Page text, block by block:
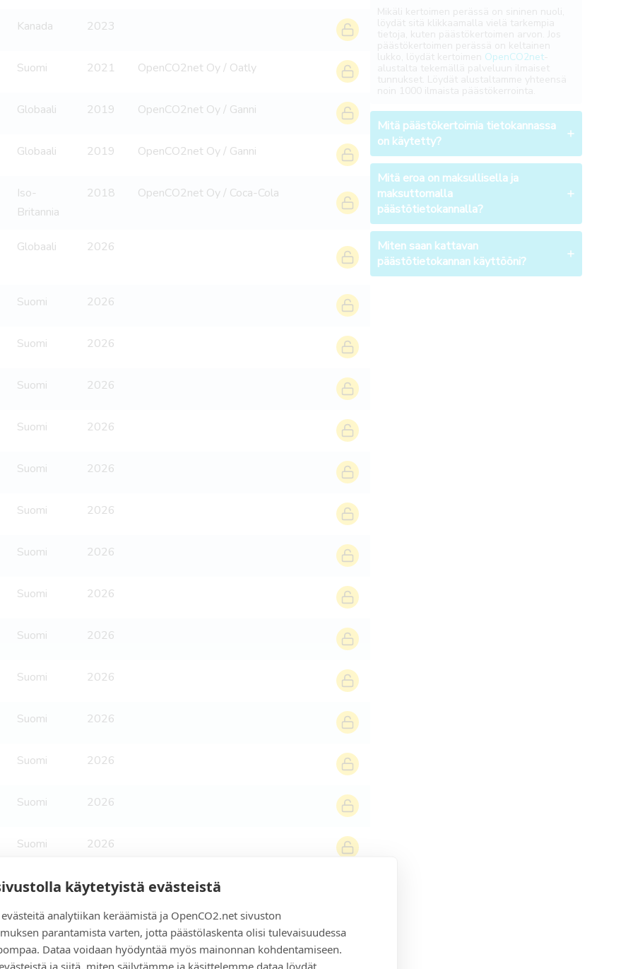
käytetyistä evästeistä
analytiikan keräämistä ja OpenCO2.net sivuston
parantamista varten, jotta päästölaskenta olisi tulevaisuudessa
Dataa voidaan hyödyntää myös mainonnan kohdentamiseen.
ja siitä, miten säilytämme ja käsittelemme dataa löydät
Kanada 2023
Suomi 2021 OpenCO2net Oy / Oatly
Globaali 2019 OpenCO2net Oy / Ganni
Globaali 2019 OpenCO2net Oy / Ganni
Iso-
Britannia
2018 OpenCO2net Oy / Coca-Cola
Globaali 2026
Suomi 2026
Suomi 2026
Suomi 2026
Suomi 2026
Suomi 2026
Suomi 2026
Suomi 2026
Suomi 2026
Suomi 2026
Suomi 2026
Suomi 2026
Suomi 2026
Suomi 2026
Suomi 2026
Suomi 2026
Suomi 2026
Mikäli kertoimen perässä on sininen nuoli,
löydät sitä klikkaamalla vielä tarkempia
tietoja, kuten päästökertoimen arvon. Jos
päästökertoimen perässä on keltainen
lukko, löydät kertoimen OpenCO2net
alustalta tekemällä palveluun ilmaiset
tunnukset. Löydät alustaltamme yhteensä
noin 1000 ilmaista päästökerrointa.
Mitä päästökertoimia tietokannassa
on käytetty?
Mitä eroa on maksullisella ja
maksuttomalla
päästötietokannalla?
Miten saan kattavan
päästötietokannan käyttööni?